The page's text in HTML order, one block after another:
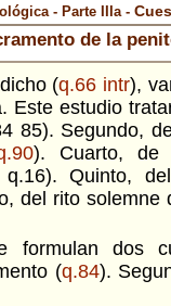
- Parte IIIa -
de la
(q.66 intr),
Este estudio
85). Segundo,
). Cuarto, de
q.16). Quinto,
del rito solemne
formulan dos
(q.84).